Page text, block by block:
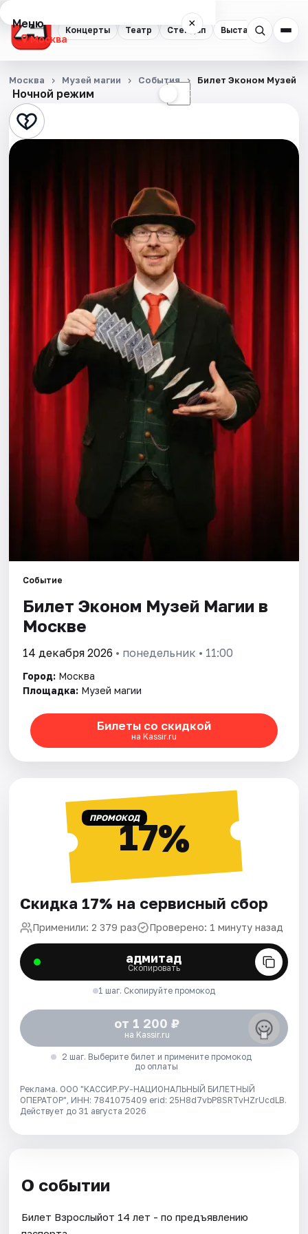
Концерты Театр Стендап Выставки
Меню ×
Москва
Концерты
Театр
Стендап
Города
Ночной режим ☾
Москва Музей магии События Билет Эконом Музей
Событие
Билет Эконом Музей Магии в
Москве
14 декабря 2026 • понедельник • 11:00
Город: Москва
Площадка: Музей магии
Билеты со скидкой
на Kassir.ru
ПРОМОКОД17%
Скидка 17% на сервисный сбор
Применили: 2 379 раз Проверено: 1 минуту назад
адмитад
Скопировать
1 шаг. Скопируйте промокод
от 1 200 ₽
на Kassir.ru
2 шаг. Выберите билет и примените промокод
до оплаты
Реклама. ООО "КАССИР.РУ-НАЦИОНАЛЬНЫЙ БИЛЕТНЫЙ
ОПЕРАТОР", ИНН: 7841075409 erid: 25H8d7vbP8SRTvHZrUcdLB.
Действует до 31 августа 2026
О событии
Билет Взрослыйот 14 лет - по предъявлению